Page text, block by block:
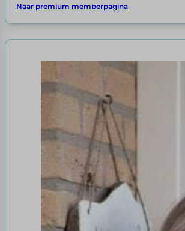
Naar premium memberpagina